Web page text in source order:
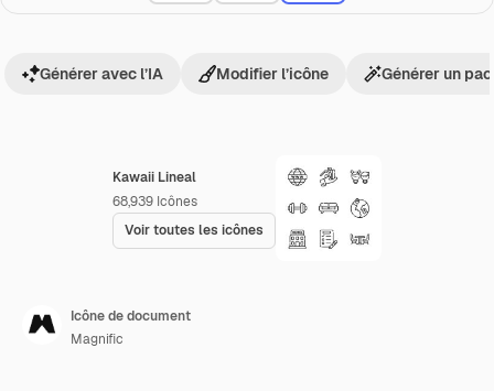
Kawaii Lineal
68,939 Icônes
Voir toutes les icônes
Générer avec l’IA Modifier l’icône Générer un
Icône de document
Magnific